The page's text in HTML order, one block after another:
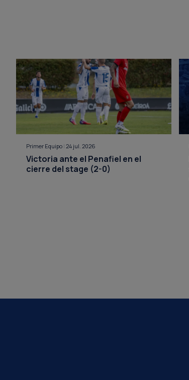
Primer Equipo | 24 jul. 2026
Victoria ante el Penafiel en el
cierre del stage (2-0)